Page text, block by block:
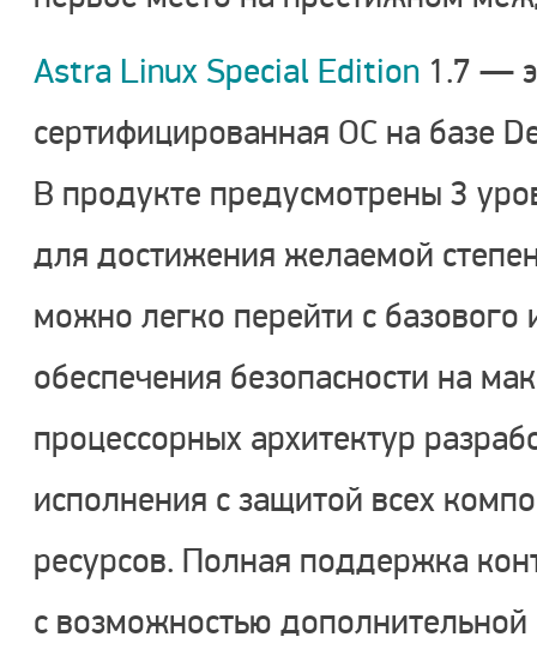
Astra Linux Special Edition1.7 —
сертифицированная ОС на базе
В продукте предусмотрены 3
для достижения желаемой
можно легко перейти с
обеспечения безопасности на
процессорных архитектур
исполнения с защитой всех
ресурсов. Полная поддержка
с возможностью